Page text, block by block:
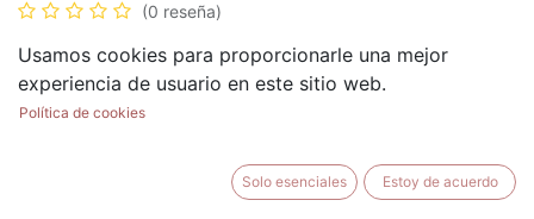
(0 reseña)
$8.99
AÑADIR AL CARRITO BUY NOW
Usamos cookies para proporcionarle una mejor
experiencia de usuario en este sitio web.
Política de cookies
Solo esenciales Estoy de acuerdo